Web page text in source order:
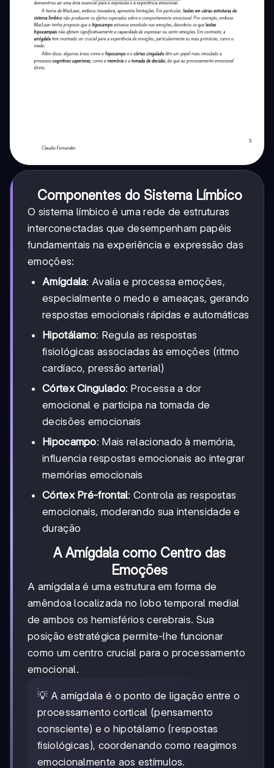
Componentes do Sistema Límbico
O sistema límbico é uma rede de estruturas
interconectadas que desempenham papéis
fundamentais na experiência e expressão das
emoções:
Amígdala: Avalia e processa emoções,
especialmente o medo e ameaças, gerando
respostas emocionais rápidas e automáticas
Hipotálamo: Regula as respostas
fisiológicas associadas às emoções (ritmo
cardíaco, pressão arterial)
Córtex Cingulado: Processa a dor
emocional e participa na tomada de
decisões emocionais
Hipocampo: Mais relacionado à memória,
influencia respostas emocionais ao integrar
memórias emocionais
Córtex Pré-frontal: Controla as respostas
emocionais, moderando sua intensidade e
duração
A Amígdala como Centro das
Emoções
A amígdala é uma estrutura em forma de
amêndoa localizada no lobo temporal medial
de ambos os hemisférios cerebrais. Sua
posição estratégica permite-lhe funcionar
como um centro crucial para o processamento
emocional.
💡 A amígdala é o ponto de ligação entre o
processamento cortical (pensamento
consciente) e o hipotálamo (respostas
fisiológicas), coordenando como reagimos
emocionalmente aos estímulos.